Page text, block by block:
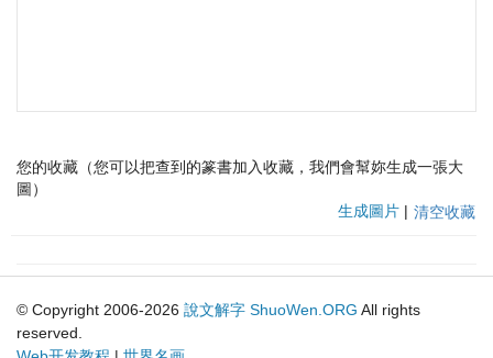
您的收藏（您可以把查到的篆書加入收藏，我們會幫妳生成一張大
圖）
生成圖片 | 清空收藏
© Copyright 2006-2026 說文解字 ShuoWen.ORG All rights
reserved.